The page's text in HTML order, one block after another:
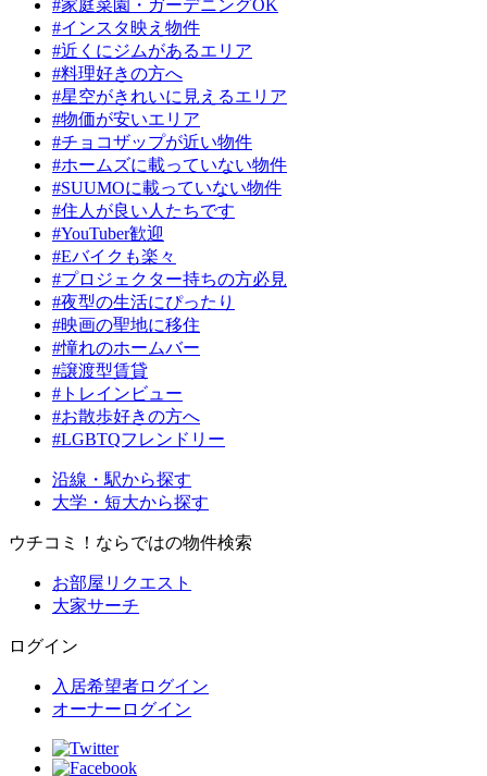
#家庭菜園・ガーデニングOK
#インスタ映え物件
#近くにジムがあるエリア
#料理好きの方へ
#星空がきれいに見えるエリア
#物価が安いエリア
#チョコザップが近い物件
#ホームズに載っていない物件
#SUUMOに載っていない物件
#住人が良い人たちです
#YouTuber歓迎
#Eバイクも楽々
#プロジェクター持ちの方必見
#夜型の生活にぴったり
#映画の聖地に移住
#憧れのホームバー
#譲渡型賃貸
#トレインビュー
#お散歩好きの方へ
#LGBTQフレンドリー
沿線・駅から探す
大学・短大から探す
ウチコミ！ならではの物件検索
お部屋リクエスト
大家サーチ
ログイン
入居希望者ログイン
オーナーログイン